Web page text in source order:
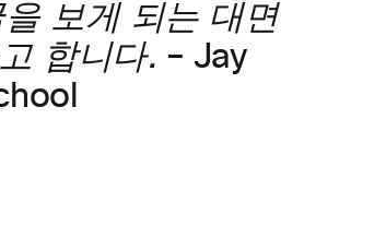
보게 되는 대면
합니다. – Jay